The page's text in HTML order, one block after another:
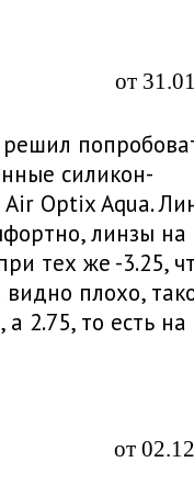
от
силикон-
Optix Aqua.
линзы на
тех же -3.25,
плохо,
2.75, то есть на
от